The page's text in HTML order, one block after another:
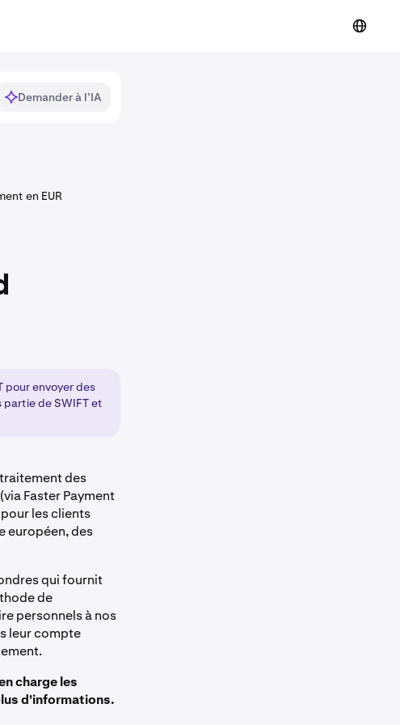
Demander à l’IA
en EUR
pour envoyer des
de SWIFT et
des
Faster Payment
les clients
européen, des
qui fournit
de
personnels à nos
leur compte
charge les
d'informations.